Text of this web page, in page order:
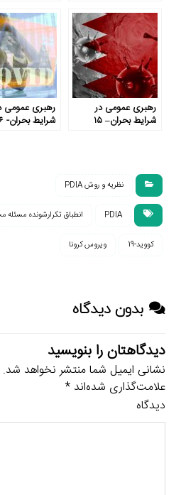
رهبری عمومی در
شرایط بحران– ۱۵
رهبری عمومی
شرایط بحران- ۶
نظریه و روش PDIA
PDIA انطباق تکرارشونده مسئله
کووید-19 ویروس کرونا
بدون دیدگاه
دیدگاهتان را بنویسید
نشانی ایمیل شما منتشر نخواهد شد.
علامت‌گذاری شده‌اند*
دیدگاه